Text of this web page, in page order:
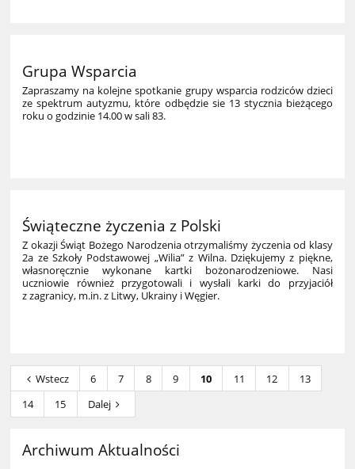
Grupa Wsparcia
Zapraszamy na kolejne spotkanie grupy wsparcia rodziców dzieci
ze spektrum autyzmu, które odbędzie sie 13 stycznia bieżącego
roku o godzinie 14.00 w sali 83.
Świąteczne życzenia z Polski
Z okazji Świąt Bożego Narodzenia otrzymaliśmy życzenia od klasy
2a ze Szkoły Podstawowej „Wilia” z Wilna. Dziękujemy z piękne,
własnoręcznie wykonane kartki bożonarodzeniowe. Nasi
uczniowie również przygotowali i wysłali karki do przyjaciół
z zagranicy, m.in. z Litwy, Ukrainy i Węgier.
Wstecz 6 7 8 9 10 11 12
13
14
15 Dalej
Archiwum Aktualności